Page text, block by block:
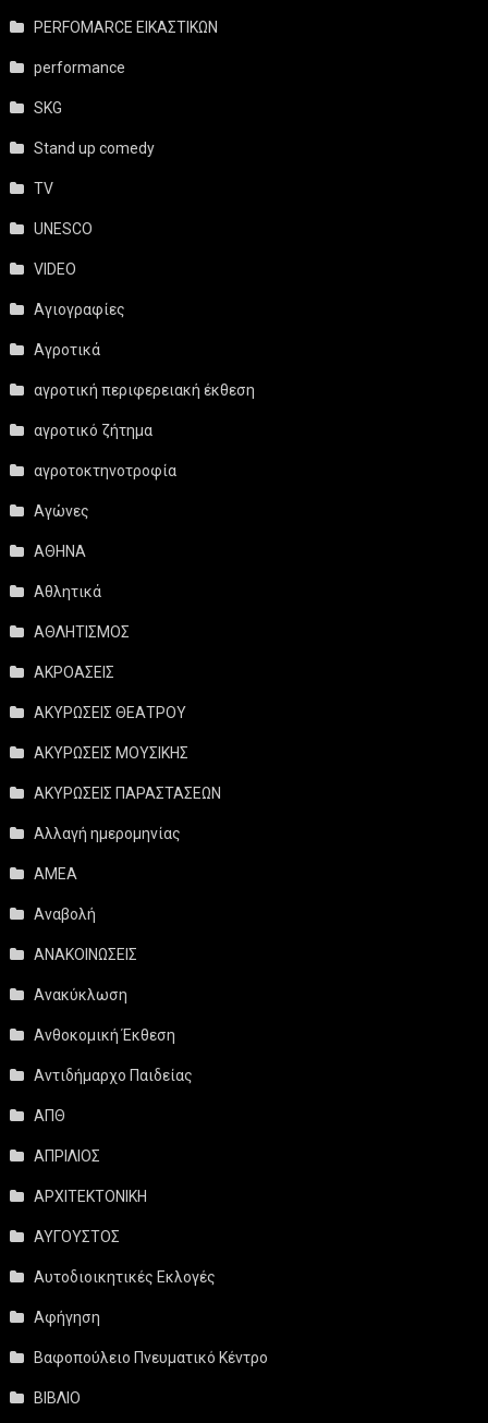
PERFOMARCE ΕΙΚΑΣΤΙΚΩΝ
performance
SKG
Stand up comedy
TV
UNESCO
VIDEO
Αγιογραφίες
Αγροτικά
αγροτική περιφερειακή έκθεση
αγροτικό ζήτημα
αγροτοκτηνοτροφία
Αγώνες
ΑΘΗΝΑ
Αθλητικά
ΑΘΛΗΤΙΣΜΟΣ
ΑΚΡΟΑΣΕΙΣ
ΑΚΥΡΩΣΕΙΣ ΘΕΑΤΡΟΥ
ΑΚΥΡΩΣΕΙΣ ΜΟΥΣΙΚΗΣ
ΑΚΥΡΩΣΕΙΣ ΠΑΡΑΣΤΑΣΕΩΝ
Αλλαγή ημερομηνίας
ΑΜΕΑ
Αναβολή
ΑΝΑΚΟΙΝΩΣΕΙΣ
Ανακύκλωση
Ανθοκομική Έκθεση
Αντιδήμαρχο Παιδείας
ΑΠΘ
ΑΠΡΙΛΙΟΣ
ΑΡΧΙΤΕΚΤΟΝΙΚΗ
ΑΥΓΟΥΣΤΟΣ
Αυτοδιοικητικές Εκλογές
Αφήγηση
Βαφοπούλειο Πνευματικό Κέντρο
ΒΙΒΛΙΟ